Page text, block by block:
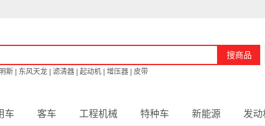
搜商品
斯 东风天龙 滤清器 起动机 增压器 皮带
车 客车 工程机械 特种车 新能源 发动